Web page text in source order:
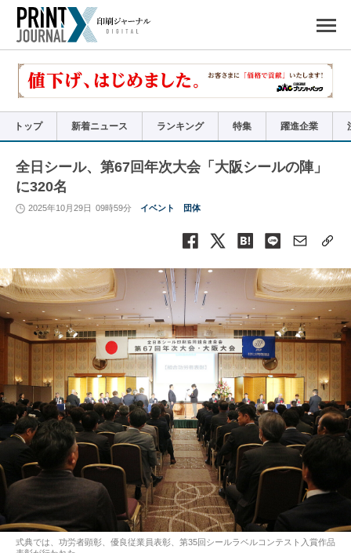
で
リ
トップ 新着ニュース ランキング 特集 躍進企業
全日シール、第67回年次大会「大阪シールの陣」
に320名
2025年10月29日 09時59分 イベント 団体
式典では、功労者顕彰、優良従業員表彰、第35回シールラベルコンテスト入賞作品